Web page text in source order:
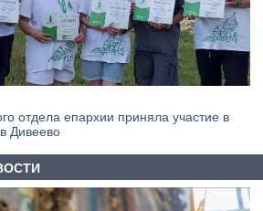
отдела епархии приняла участие в
Дивеево